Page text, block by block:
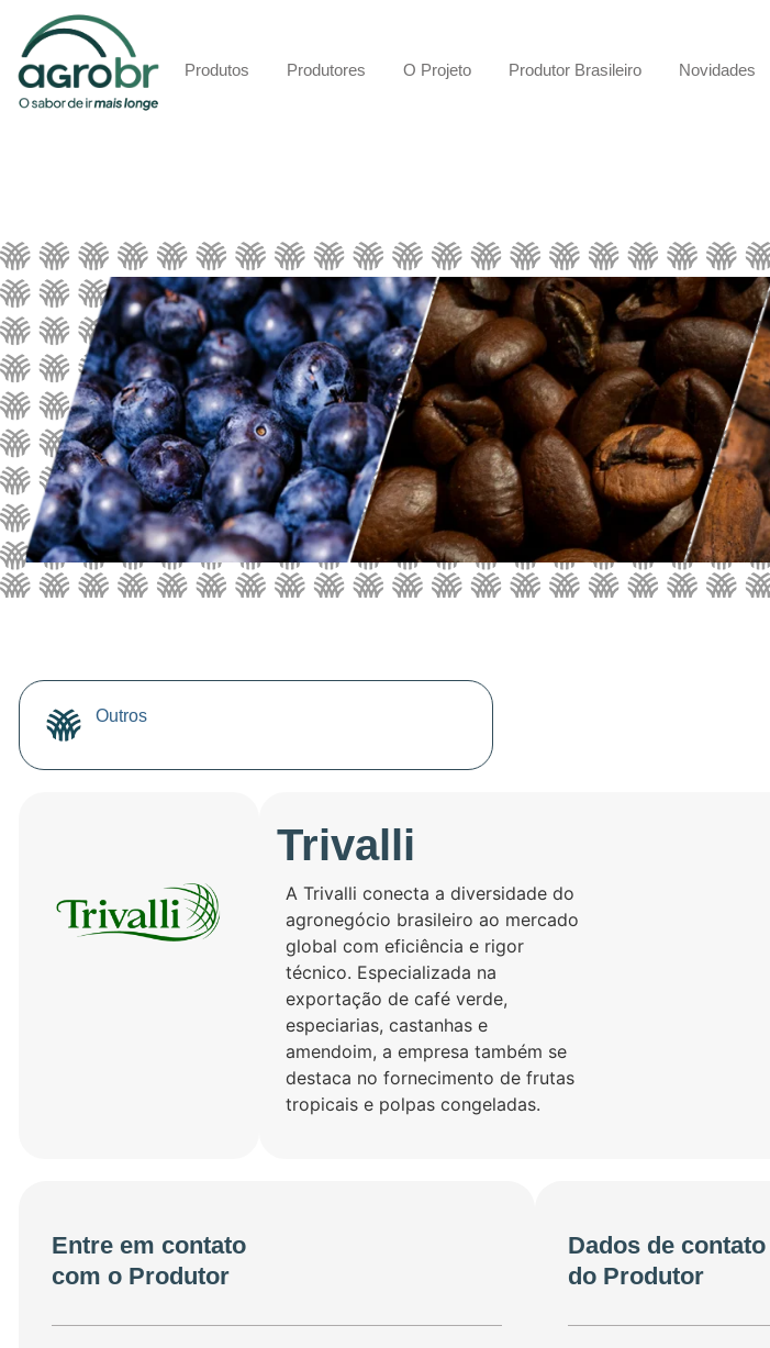
Produtos Produtores O Projeto Produtor Brasileiro Novidades
Outros
Trivalli
A Trivalli conecta a diversidade do
agronegócio brasileiro ao mercado
global com eficiência e rigor
técnico. Especializada na
exportação de café verde,
especiarias, castanhas e
amendoim, a empresa também se
destaca no fornecimento de frutas
tropicais e polpas congeladas.
Entre em contato
com o Produtor
Dados de contato
do Produtor